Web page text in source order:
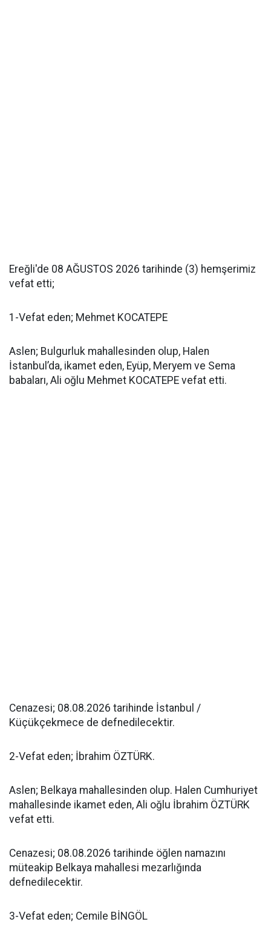
Ereğli'de 08 AĞUSTOS 2026 tarihinde (3) hemşerimiz
vefat etti;
1-Vefat eden; Mehmet KOCATEPE
Aslen; Bulgurluk mahallesinden olup, Halen
İstanbul’da, ikamet eden, Eyüp, Meryem ve Sema
babaları, Ali oğlu Mehmet KOCATEPE vefat etti.
Cenazesi; 08.08.2026 tarihinde İstanbul /
Küçükçekmece de defnedilecektir.
2-Vefat eden; İbrahim ÖZTÜRK.
Aslen; Belkaya mahallesinden olup. Halen Cumhuriyet
mahallesinde ikamet eden, Ali oğlu İbrahim ÖZTÜRK
vefat etti.
Cenazesi; 08.08.2026 tarihinde öğlen namazını
müteakip Belkaya mahallesi mezarlığında
defnedilecektir.
3-Vefat eden; Cemile BİNGÖL